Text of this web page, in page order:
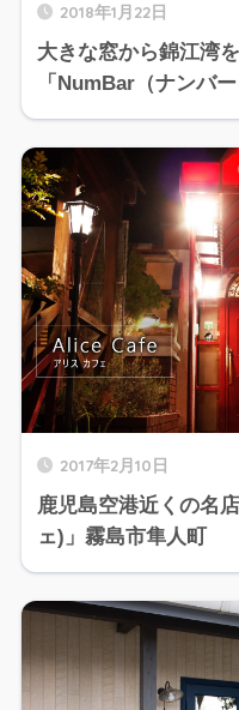
2018年1月22日
大きな窓から錦江湾
「NumBar（ナンバ
2017年2月10日
鹿児島空港近くの名
ェ)」霧島市隼人町